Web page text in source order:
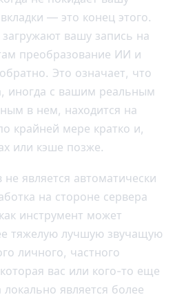
— это конец этого.
вашу запись на
преобразование ИИ и
Это означает, что
иногда с вашим реальным
в нем, находится на
крайней мере кратко и,
или кэше позже.
является автоматически
на стороне сервера
инструмент может
тяжелую лучшую звучащую
личного, частного
вас или кого-то еще
является более